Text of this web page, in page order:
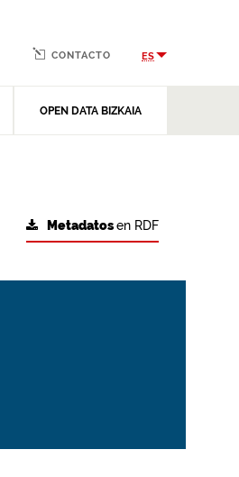
OPEN DATA BIZKAIA
CONTACTO ES
Metadatosen RDF